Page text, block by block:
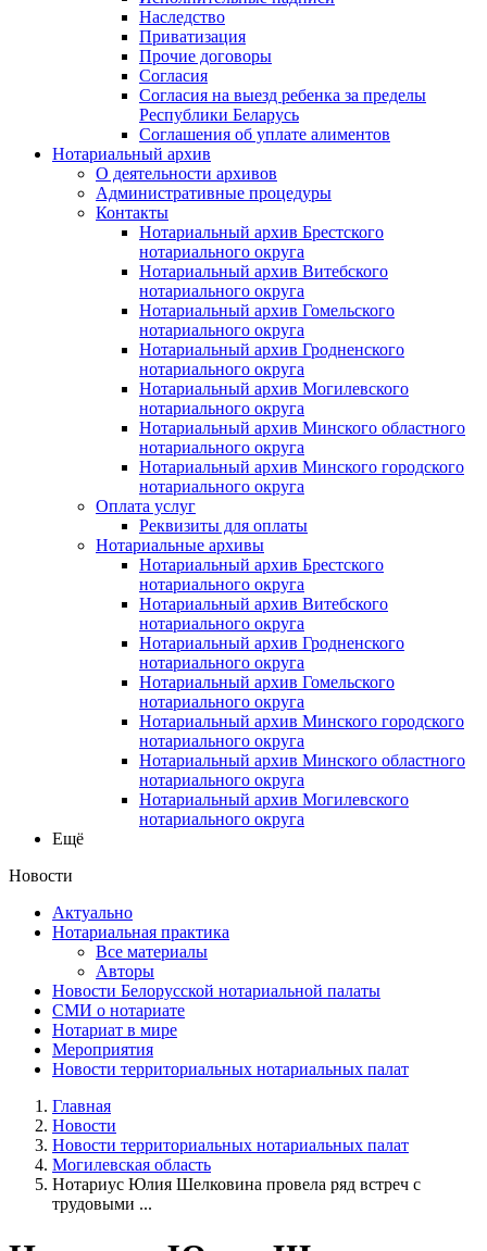
Наследство
Приватизация
Прочие договоры
Согласия
Согласия на выезд ребенка за пределы
Республики Беларусь
Соглашения об уплате алиментов
Нотариальный архив
О деятельности архивов
Административные процедуры
Контакты
Нотариальный архив Брестского
нотариального округа
Нотариальный архив Витебского
нотариального округа
Нотариальный архив Гомельского
нотариального округа
Нотариальный архив Гродненского
нотариального округа
Нотариальный архив Могилевского
нотариального округа
Нотариальный архив Минского областного
нотариального округа
Нотариальный архив Минского городского
нотариального округа
Оплата услуг
Реквизиты для оплаты
Нотариальные архивы
Нотариальный архив Брестского
нотариального округа
Нотариальный архив Витебского
нотариального округа
Нотариальный архив Гродненского
нотариального округа
Нотариальный архив Гомельского
нотариального округа
Нотариальный архив Минского городского
нотариального округа
Нотариальный архив Минского областного
нотариального округа
Нотариальный архив Могилевского
нотариального округа
Ещё
Новости
Актуально
Нотариальная практика
Все материалы
Авторы
Новости Белорусской нотариальной палаты
СМИ о нотариате
Нотариат в мире
Мероприятия
Новости территориальных нотариальных палат
Главная
Новости
Новости территориальных нотариальных палат
Могилевская область
Нотариус Юлия Шелковина провела ряд встреч с
трудовыми ...